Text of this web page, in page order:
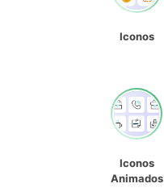
Iconos
Iconos
Animados